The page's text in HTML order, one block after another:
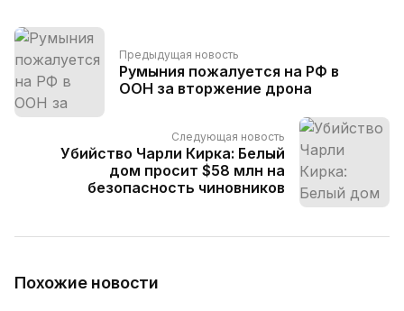
Предыдущая новость
Румыния пожалуется на РФ в
ООН за вторжение дрона
Следующая новость
Убийство Чарли Кирка: Белый
дом просит $58 млн на
безопасность чиновников
Похожие новости